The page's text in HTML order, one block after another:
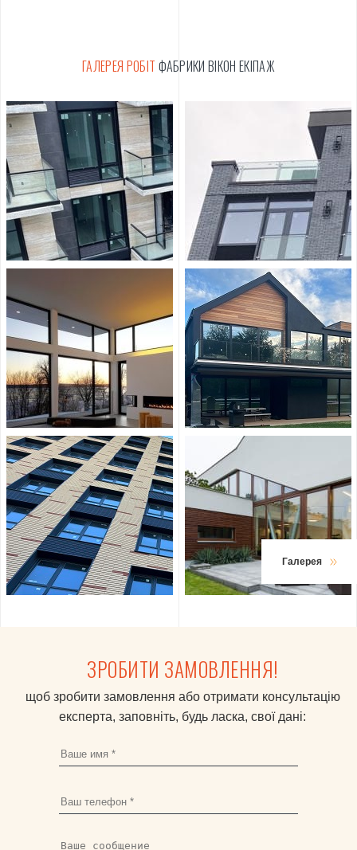
ГАЛЕРЕЯ РОБІТ ФАБРИКИ ВІКОН ЕКІПАЖ
Галерея
ЗРОБИТИ ЗАМОВЛЕННЯ!
щоб зробити замовлення або отримати консультацію
експерта, заповніть, будь ласка, свої дані: